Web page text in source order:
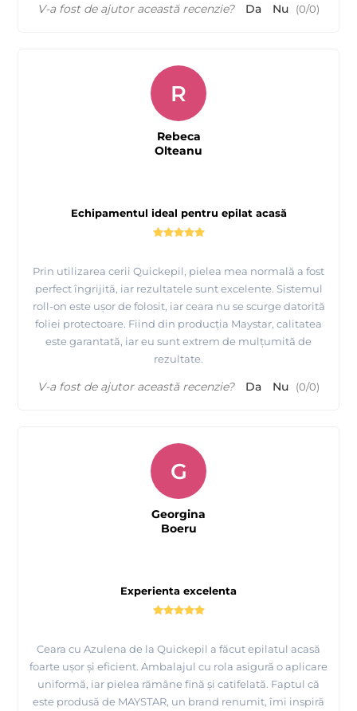
V-a fost de ajutor această recenzie? Da Nu (0/0)
Echipamentul ideal pentru epilat acasă
Prin utilizarea cerii Quickepil, pielea mea normală a fost
perfect îngrijită, iar rezultatele sunt excelente. Sistemul
roll-on este ușor de folosit, iar ceara nu se scurge datorită
foliei protectoare. Fiind din producția Maystar, calitatea
este garantată, iar eu sunt extrem de mulțumită de
rezultate.
R
Rebeca
Olteanu
V-a fost de ajutor această recenzie? Da Nu (0/0)
Experienta excelenta
Ceara cu Azulena de la Quickepil a făcut epilatul acasă
foarte ușor și eficient. Ambalajul cu rola asigură o aplicare
uniformă, iar pielea rămâne fină și catifelată. Faptul că
este produsă de MAYSTAR, un brand renumit, îmi inspiră
G
Georgina
Boeru